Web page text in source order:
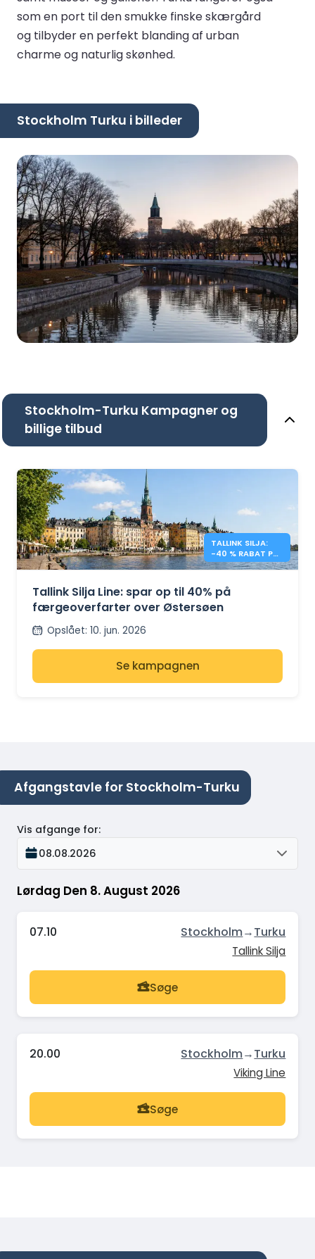
som en port til den smukke finske skærgård
og tilbyder en perfekt blanding af urban
charme og naturlig skønhed.
Stockholm Turku i billeder
Stockholm-Turku Kampagner og
billige tilbud
TALLINK SILJA:
-40 % RABAT PÅ
OVERFARTER I
Tallink Silja Line: spar op til 40% på
færgeoverfarter over Østersøen
Opslået: 10. jun. 2026
Se kampagnen
Afgangstavle for Stockholm-Turku
Lørdag Den 8. August 2026
Vis afgange for:
08.08.2026
07.10 Stockholm→Turku
Tallink Silja
Søge
20.00 Stockholm→Turku
Viking Line
Søge